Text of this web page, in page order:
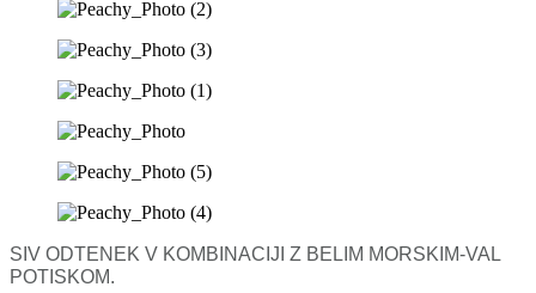
SIV ODTENEK V KOMBINACIJI Z BELIM MORSKIM-VAL
POTISKOM.